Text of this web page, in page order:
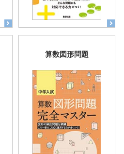
算数図形問題